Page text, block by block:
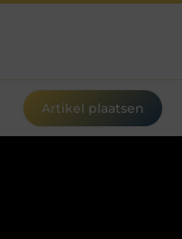
Artikel plaatsen